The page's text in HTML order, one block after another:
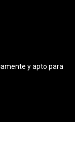
y apto para